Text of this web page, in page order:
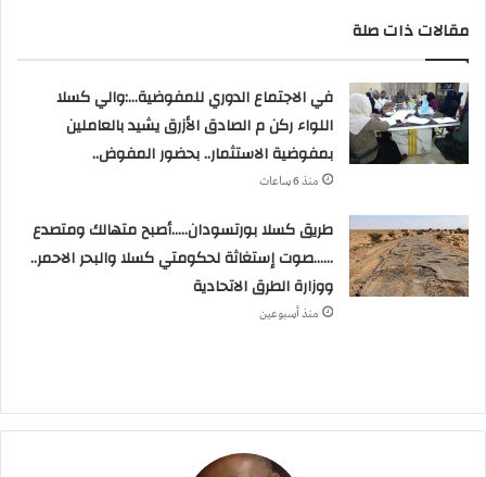
مقالات ذات صلة
في الاجتماع الدوري للمفوضية…:والي كسلا
اللواء ركن م الصادق الأزرق يشيد بالعاملين
بمفوضية الاستثمار.. بحضور المفوض..
منذ 6 ساعات
طريق كسلا بورتسودان…..أصبح متهالك ومتصدع
……صوت إستغاثة لحكومتي كسلا والبحر الاحمر..
ووزارة الطرق الاتحادية
منذ أسبوعين